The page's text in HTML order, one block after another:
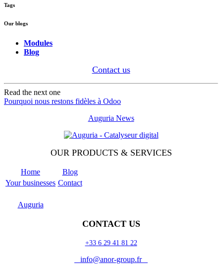
Tags
Our blogs
Modules
Blog
Contact us
Read the next one
Pourquoi nous restons fidèles à Odoo
Auguria News
OUR PRODUCTS & SERVICES
Home
Blog
Your businesses Contact
Auguria
CONTACT US
+33 6 29 41 81 22
info@anor-group.fr